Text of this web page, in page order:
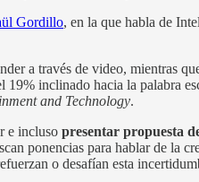
Gordillo, en la que habla de
a través de video, mientras
19% inclinado hacia la palabra
and Technology.
e incluso presentar propuesta
ponencias para hablar de la
o desafían esta